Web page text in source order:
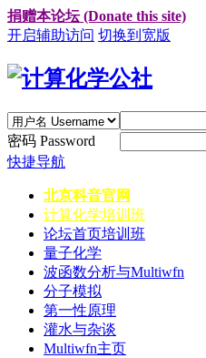
捐赠本论坛 (Donate this site)
开启辅助访问 切换到宽版
密码 Password
快捷导航
北京科音官网
计算化学培训班
论坛首页培训班
量子化学
波函数分析与Multiwfn
分子模拟
第一性原理
灌水与杂谈
Multiwfn主页